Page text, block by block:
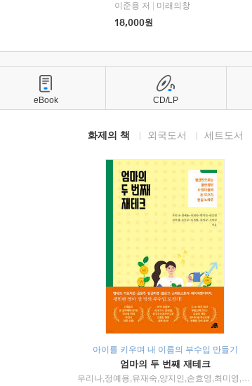
이준용 저
미래의창
18,000원
화제의 책 외국도서 세트도서
아이를 키우며 내 이름의 부수입 만들기
엄마의 두 번째 재테크
우리나,정예용,유재숙,양지인,손효영,최미영,조민주,이진현,차미숙,서미숙 저
eBook CD/LP